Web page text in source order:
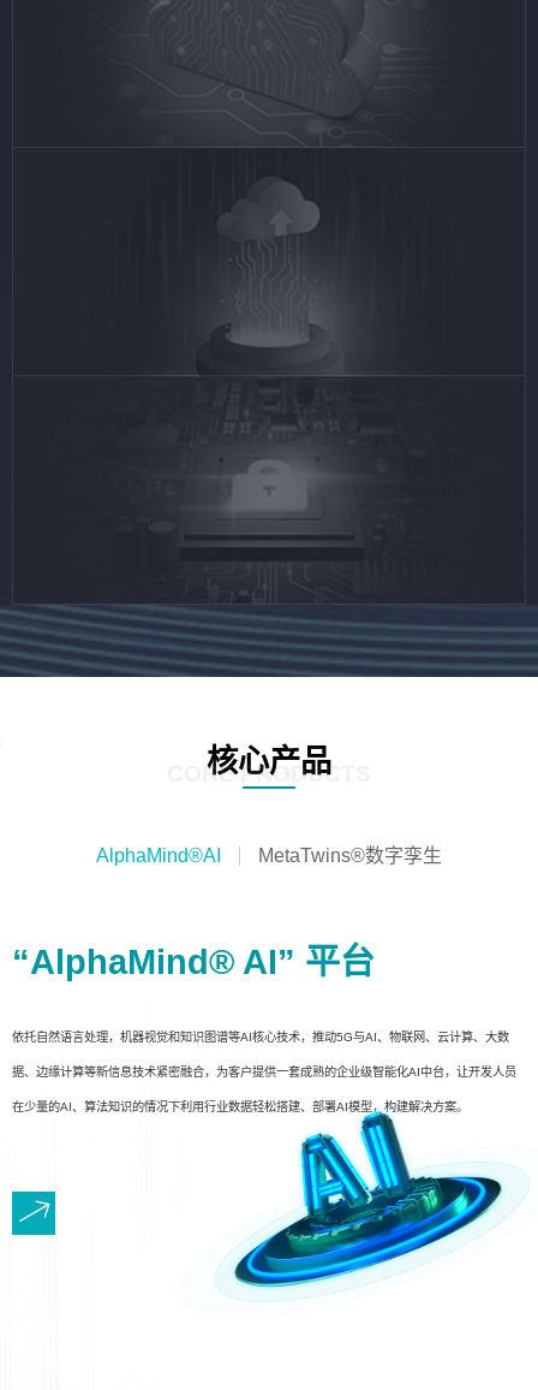
核心产品
CORE PRODUCTS
AlphaMind®AI MetaTwins®数字孪生
“AlphaMind® AI” 平台
依托自然语言处理，机器视觉和知识图谱等AI核心技术，推动5G与AI、物联网、云计算、大数
据、边缘计算等新信息技术紧密融合，为客户提供一套成熟的企业级智能化AI中台，让开发人员
在少量的AI、算法知识的情况下利用行业数据轻松搭建、部署AI模型，构建解决方案。